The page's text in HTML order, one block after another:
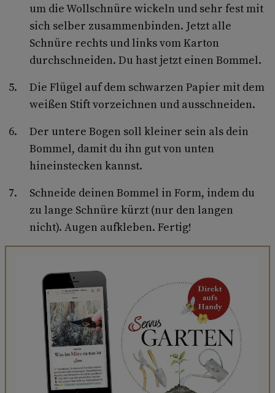
um die Wollschnüre wickeln und sehr fest mit
sich selber zusammenbinden. Jetzt alle
Schnüre rechts und links vom Karton
durchschneiden. Du hast jetzt einen Bommel.
Die Flügel auf dem schwarzen Papier mit dem
weißen Stift vorzeichnen und ausschneiden.
Der untere Bogen soll kleiner sein als dein
Bommel, damit du ihn gut von unten
hineinstecken kannst.
Schneide deinen Bommel in Form, indem du
zu lange Schnüre kürzt (nur den langen
nicht). Augen aufkleben. Fertig!